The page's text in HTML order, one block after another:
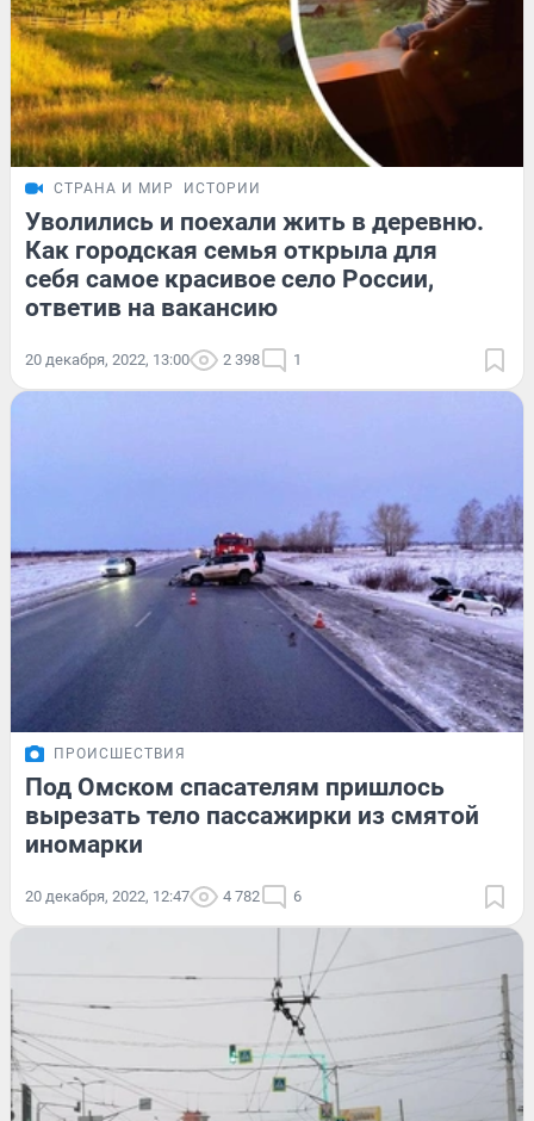
СТРАНА И МИР ИСТОРИИ
Уволились и поехали жить в деревню.
Как городская семья открыла для
себя самое красивое село России,
ответив на вакансию
20 декабря, 2022, 13:00 2 398 1
ПРОИСШЕСТВИЯ
Под Омском спасателям пришлось
вырезать тело пассажирки из смятой
иномарки
20 декабря, 2022, 12:47 4 782 6